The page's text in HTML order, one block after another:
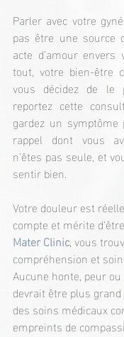
Parler avec votre
pas être une source
acte d’amour envers
tout, votre bien-être
vous décidez de le
reportez cette
gardez un
rappel dont vous
n’êtes pas seule, et
sentir bien.
Votre douleur est
compte et mérite
Mater Clinic, vous
compréhension et
Aucune honte, peur
devrait être plus
des soins médicaux
empreints de